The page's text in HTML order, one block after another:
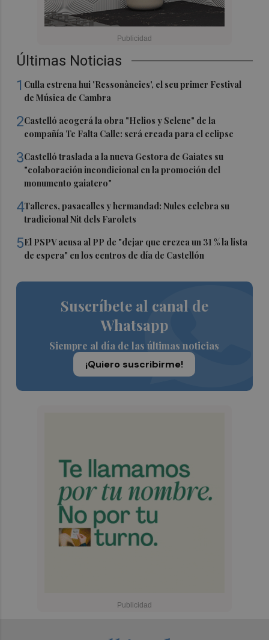
Últimas Noticias
1 Culla estrena hui 'Ressonàncies', el seu primer Festival
de Música de Cambra
2Castelló acogerá la obra "Helios y Selene" de la
compañía Te Falta Calle: será creada para el eclipse
3Castelló traslada a la nueva Gestora de Gaiates su
"colaboración incondicional en la promoción del
monumento gaiatero"
4Talleres, pasacalles y hermandad: Nules celebra su
tradicional Nit dels Farolets
5El PSPV acusa al PP de "dejar que crezca un 31 % la lista
de espera" en los centros de día de Castellón
Suscríbete al canal de
Whatsapp
Siempre al día de las últimas noticias
¡Quiero suscribirme!